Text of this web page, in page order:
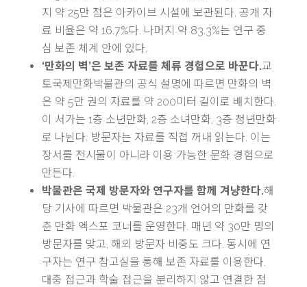
지 약 25만 점은 아카이브 시설에 보관된다. 공개 자
료 비율은 약 16.7%다. 나머지 약 83.3%는 연구 중
심 보존 체계 안에 있다.
‘만화의 벽’은 보존 자료를 체류 경험으로 바꾼다.교
토국제만화박물관의 공식 설명에 따르면 만화의 벽
은 약 5만 권의 자료를 약 200미터 길이로 배치한다.
이 서가는 1층 소년만화, 2층 소녀만화, 3층 청년만화
로 나뉜다. 방문자는 자료를 직접 꺼내 읽는다. 이는
장서를 전시물이 아니라 이용 가능한 문화 경험으로
만든다.
박물관은 국제 방문자와 연구자를 함께 겨냥한다.해
당 기사에 따르면 박물관은 23개 언어의 만화를 갖
춘 만화 엑스포 코너를 운영한다. 매년 약 30만 명의
방문자를 맞고, 해외 방문자 비중도 크다. 동시에 연
구자는 연구 참고실을 통해 보존 자료를 이용한다.
대중 접근과 학술 접근을 분리하지 않고 연결한 점